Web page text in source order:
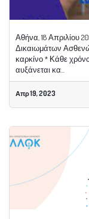
Αθήνα, 18 Απριλίου
Δικαιωμάτων
καρκίνο * Κάθε
αυξάνεται κα...
Απρ 19, 2023